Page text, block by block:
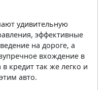
удивительную
эффективные
на дороге, а
вхождение в
кредит так же легко и
авто.